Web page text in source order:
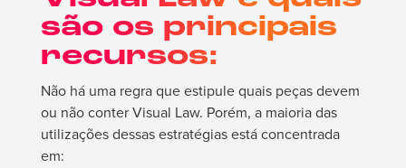
são os principais
recursos:
Não há uma regra que estipule quais peças devem
ou não conter Visual Law. Porém, a maioria das
utilizações dessas estratégias está concentrada
em: